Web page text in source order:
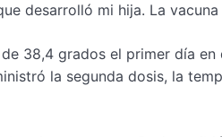
desarrolló mi hija. La vacuna
38,4 grados el primer día
la segunda dosis, la